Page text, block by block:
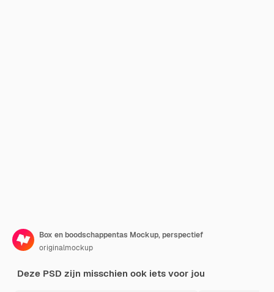
Box en boodschappentas Mockup, perspectief
originalmockup
Deze PSD zijn misschien ook iets voor jou